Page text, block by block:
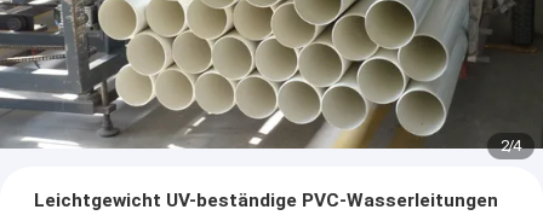
2/4
Leichtgewicht UV-beständige PVC-Wasserleitungen